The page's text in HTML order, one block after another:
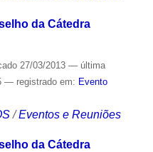
da Cátedra
27/03/2013 — última
— registrado em: Evento
/Eventos e Reuniões
da Cátedra